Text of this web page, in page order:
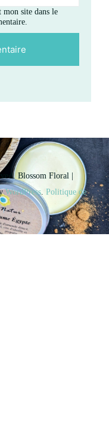
site dans le
Blossom Floral |
WordPress. Politique de